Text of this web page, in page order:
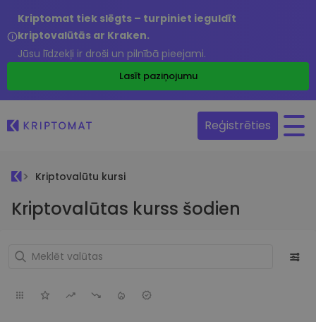
Kriptomat tiek slēgts – turpiniet ieguldīt
kriptovalūtās ar Kraken.
Jūsu līdzekļi ir droši un pilnībā pieejami.
Lasīt paziņojumu
Reģistrēties
Kriptovalūtu kursi
Kriptovalūtas kurss šodien